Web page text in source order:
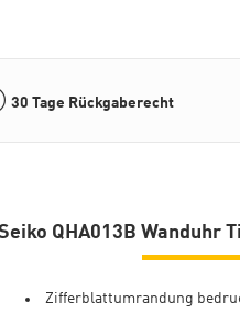
30 Tage Rückgaberecht
QHA013B Wanduhr
Zifferblattumrandung